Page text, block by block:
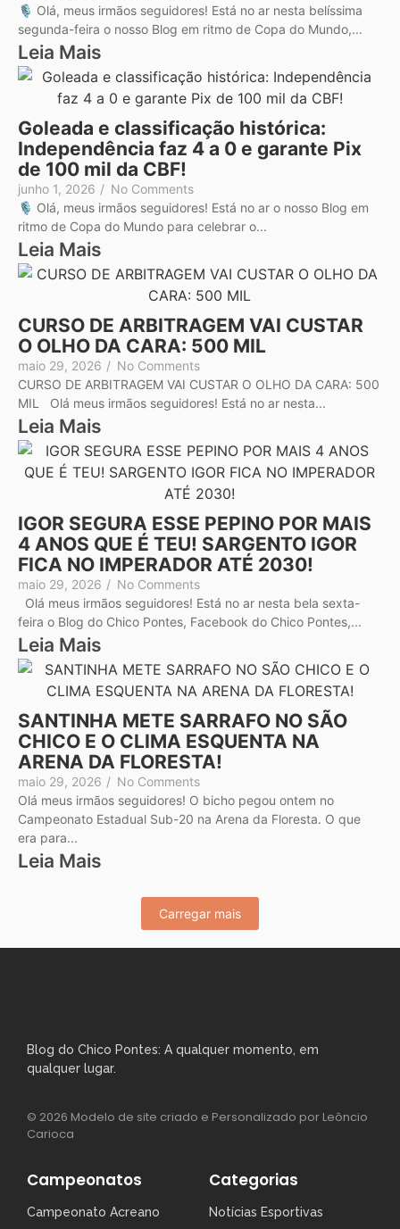
🎙️ Olá, meus irmãos seguidores! Está no ar nesta belíssima
segunda-feira o nosso Blog em ritmo de Copa do Mundo,...
Leia Mais
Goleada e classificação histórica:
Independência faz 4 a 0 e garante Pix
de 100 mil da CBF!
junho 1, 2026 / No Comments
🎙️ Olá, meus irmãos seguidores! Está no ar o nosso Blog em
ritmo de Copa do Mundo para celebrar o...
Leia Mais
CURSO DE ARBITRAGEM VAI CUSTAR
O OLHO DA CARA: 500 MIL
maio 29, 2026 / No Comments
CURSO DE ARBITRAGEM VAI CUSTAR O OLHO DA CARA: 500
MIL Olá meus irmãos seguidores! Está no ar nesta...
Leia Mais
IGOR SEGURA ESSE PEPINO POR MAIS
4 ANOS QUE É TEU! SARGENTO IGOR
FICA NO IMPERADOR ATÉ 2030!
maio 29, 2026 / No Comments
Olá meus irmãos seguidores! Está no ar nesta bela sexta-
feira o Blog do Chico Pontes, Facebook do Chico Pontes,...
Leia Mais
SANTINHA METE SARRAFO NO SÃO
CHICO E O CLIMA ESQUENTA NA
ARENA DA FLORESTA!
maio 29, 2026 / No Comments
Olá meus irmãos seguidores! O bicho pegou ontem no
Campeonato Estadual Sub-20 na Arena da Floresta. O que
era para...
Leia Mais
Carregar mais
Blog do Chico Pontes: A qualquer momento, em
qualquer lugar.
© 2026 Modelo de site criado e Personalizado por Leôncio
Carioca
Campeonatos
Campeonato Acreano
Categorias
Notícias Esportivas